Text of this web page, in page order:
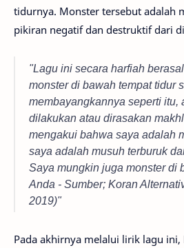
tidurnya. Monster tersebut adalah
pikiran negatif dan destruktif dari
"Lagu ini secara harfiah
monster di bawah tempat tidur
membayangkannya seperti itu,
dilakukan atau dirasakan
mengakui bahwa saya adalah
saya adalah musuh terburuk
Saya mungkin juga monster di
Anda - Sumber; Koran
2019)"
Pada akhirnya melalui lirik lagu